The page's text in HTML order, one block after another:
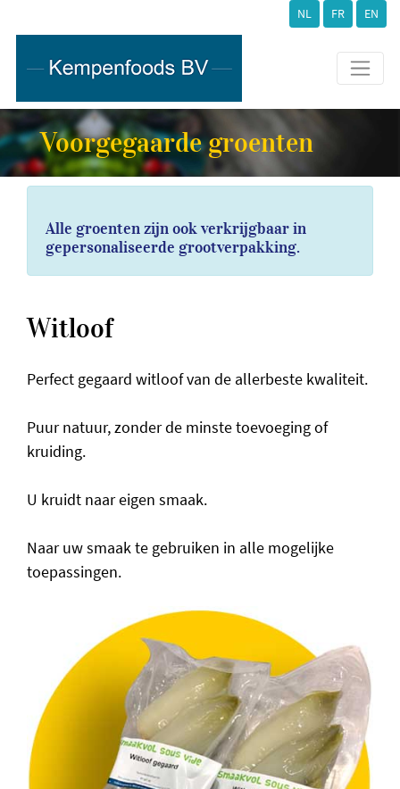
NL FR EN
Voorgegaarde groenten
Alle groenten zijn ook verkrijgbaar in
gepersonaliseerde grootverpakking.
Witloof
Perfect gegaard witloof van de allerbeste kwaliteit.
Puur natuur, zonder de minste toevoeging of
kruiding.
U kruidt naar eigen smaak.
Naar uw smaak te gebruiken in alle mogelijke
toepassingen.